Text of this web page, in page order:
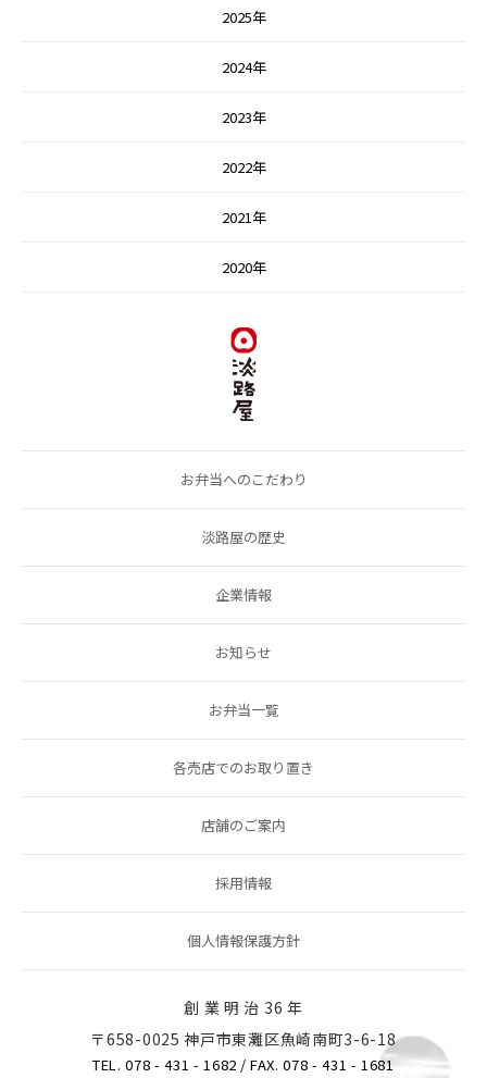
2025年
2024年
2023年
2022年
2021年
2020年
お弁当へのこだわり
淡路屋の歴史
企業情報
お知らせ
お弁当一覧
各売店でのお取り置き
店舗のご案内
採用情報
個人情報保護方針
創 業 明 治 36 年
〒658-0025 神戸市東灘区魚崎南町3-6-18
TEL. 078 - 431 - 1682 / FAX. 078 - 431 - 1681